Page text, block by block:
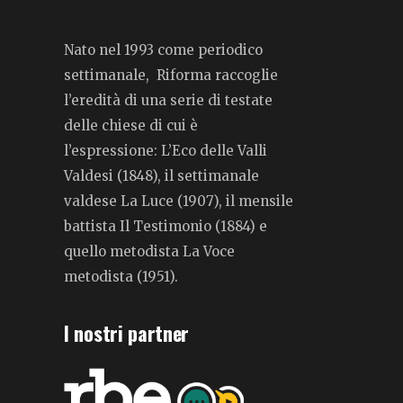
Nato nel 1993 come periodico
settimanale, Riforma raccoglie
l’eredità di una serie di testate
delle chiese di cui è
l’espressione: L’Eco delle Valli
Valdesi (1848), il settimanale
valdese La Luce (1907), il mensile
battista Il Testimonio (1884) e
quello metodista La Voce
metodista (1951).
I nostri partner